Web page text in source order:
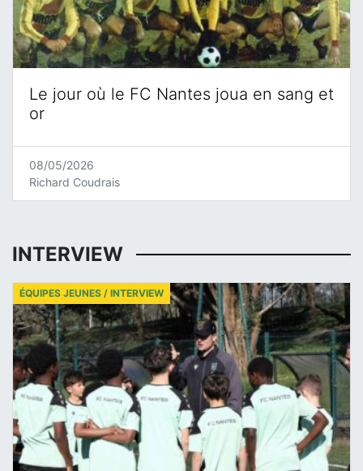
Le jour où le FC Nantes joua en sang et
or
08/05/2026
Richard Coudrais
INTERVIEW
ÉQUIPES JEUNES / INTERVIEW